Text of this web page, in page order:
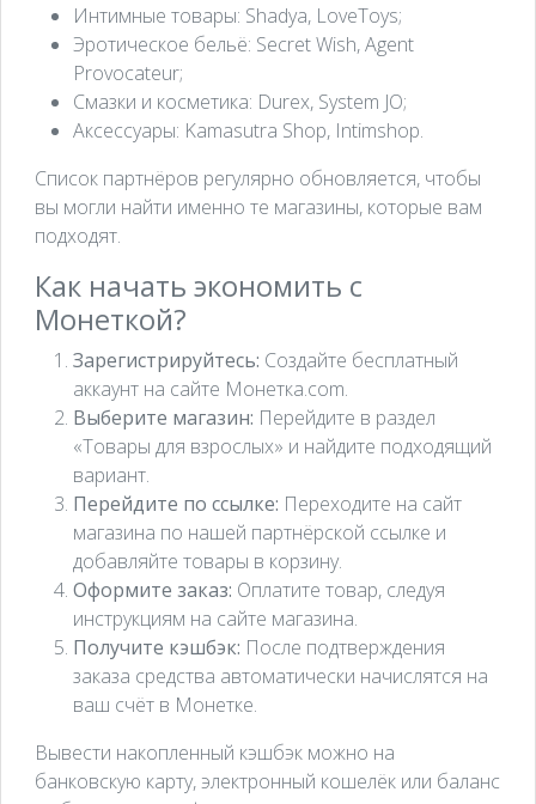
Интимные товары: Shadya, LoveToys;
Эротическое бельё: Secret Wish, Agent
Provocateur;
Смазки и косметика: Durex, System JO;
Аксессуары: Kamasutra Shop, Intimshop.
Список партнёров регулярно обновляется, чтобы
вы могли найти именно те магазины, которые вам
подходят.
Как начать экономить с
Монеткой?
Зарегистрируйтесь: Создайте бесплатный
аккаунт на сайте Монетка.com.
Выберите магазин: Перейдите в раздел
«Товары для взрослых» и найдите подходящий
вариант.
Перейдите по ссылке: Переходите на сайт
магазина по нашей партнёрской ссылке и
добавляйте товары в корзину.
Оформите заказ: Оплатите товар, следуя
инструкциям на сайте магазина.
Получите кэшбэк: После подтверждения
заказа средства автоматически начислятся на
ваш счёт в Монетке.
Вывести накопленный кэшбэк можно на
банковскую карту, электронный кошелёк или баланс